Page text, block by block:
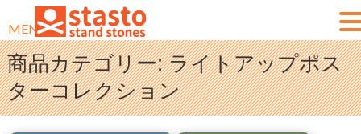
商品カテゴリー:ライトアップポス
ターコレクション
MENU